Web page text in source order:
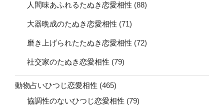
人間味あふれるたぬき恋愛相性 (88)
大器晩成のたぬき恋愛相性 (71)
磨き上げられたたぬき恋愛相性 (72)
社交家のたぬき恋愛相性 (79)
動物占いひつじ恋愛相性 (465)
協調性のないひつじ恋愛相性 (79)